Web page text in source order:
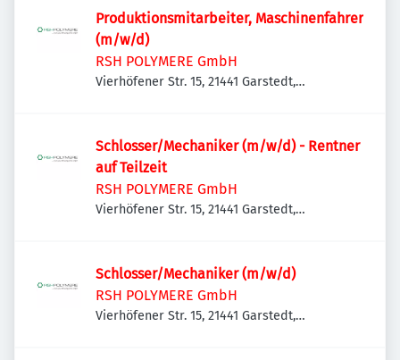
Produktionsmitarbeiter, Maschinenfahrer
(m/w/d)
RSH POLYMERE GmbH
Vierhöfener Str. 15, 21441 Garstedt,
Schlosser/Mechaniker (m/w/d) - Rentner
auf Teilzeit
RSH POLYMERE GmbH
Vierhöfener Str. 15, 21441 Garstedt,
Schlosser/Mechaniker (m/w/d)
RSH POLYMERE GmbH
Vierhöfener Str. 15, 21441 Garstedt,